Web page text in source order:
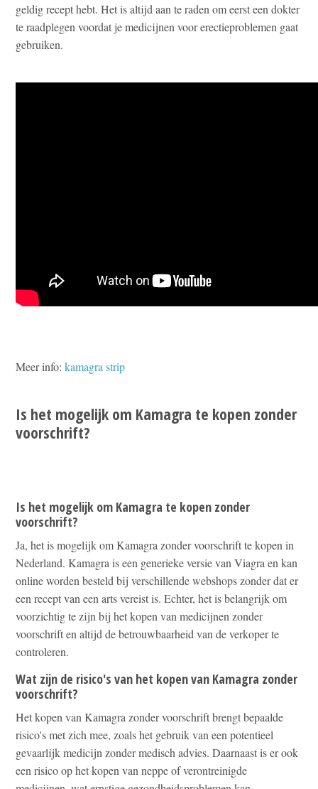
geldig recept hebt. Het is altijd aan te raden om eerst een dokter
te raadplegen voordat je medicijnen voor erectieproblemen gaat
gebruiken.
Meer info:kamagra strip
Is het mogelijk om Kamagra te kopen zonder
voorschrift?
Is het mogelijk om Kamagra te kopen zonder
voorschrift?
Ja, het is mogelijk om Kamagra zonder voorschrift te kopen in
Nederland. Kamagra is een generieke versie van Viagra en kan
online worden besteld bij verschillende webshops zonder dat er
een recept van een arts vereist is. Echter, het is belangrijk om
voorzichtig te zijn bij het kopen van medicijnen zonder
voorschrift en altijd de betrouwbaarheid van de verkoper te
controleren.
Wat zijn de risico's van het kopen van Kamagra zonder
voorschrift?
Het kopen van Kamagra zonder voorschrift brengt bepaalde
risico's met zich mee, zoals het gebruik van een potentieel
gevaarlijk medicijn zonder medisch advies. Daarnaast is er ook
een risico op het kopen van neppe of verontreinigde